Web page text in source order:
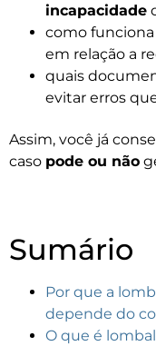
incapacidade
como funciona
em relação a
quais
evitar erros
Assim, você já
caso pode ou não
Sumário
Por que a
depende do
O que é